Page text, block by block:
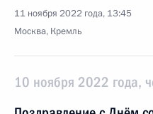
11 ноября 2022 года, 13:45
Москва, Кремль
10 ноября 2022 года,